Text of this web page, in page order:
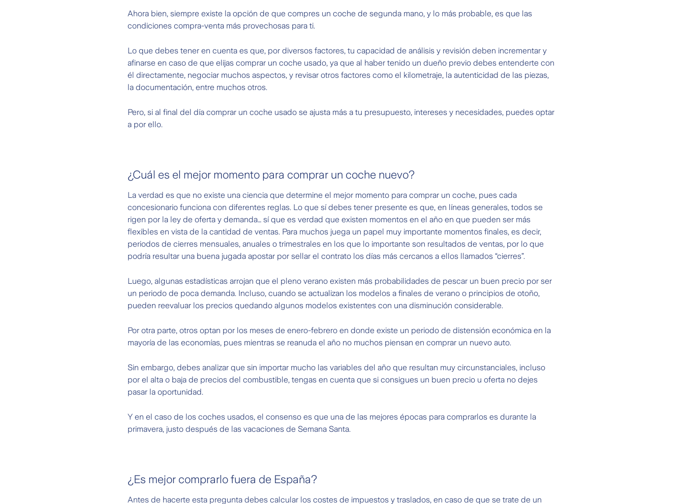
Ahora bien, siempre existe la opción de que compres un coche de segunda mano, y lo más probable, es que las
condiciones compra-venta más provechosas para ti.
Lo que debes tener en cuenta es que, por diversos factores, tu capacidad de análisis y revisión deben incrementar y
afinarse en caso de que elijas comprar un coche usado, ya que al haber tenido un dueño previo debes entenderte con
él directamente, negociar muchos aspectos, y revisar otros factores como el kilometraje, la autenticidad de las piezas,
la documentación, entre muchos otros.
Pero, si al final del día comprar un coche usado se ajusta más a tu presupuesto, intereses y necesidades, puedes optar
a por ello.
¿Cuál es el mejor momento para comprar un coche nuevo?
La verdad es que no existe una ciencia que determine el mejor momento para comprar un coche, pues cada
concesionario funciona con diferentes reglas. Lo que sí debes tener presente es que, en líneas generales, todos se
rigen por la ley de oferta y demanda… sí que es verdad que existen momentos en el año en que pueden ser más
flexibles en vista de la cantidad de ventas. Para muchos juega un papel muy importante momentos finales, es decir,
periodos de cierres mensuales, anuales o trimestrales en los que lo importante son resultados de ventas, por lo que
podría resultar una buena jugada apostar por sellar el contrato los días más cercanos a ellos llamados “cierres”.
Luego, algunas estadísticas arrojan que el pleno verano existen más probabilidades de pescar un buen precio por ser
un periodo de poca demanda. Incluso, cuando se actualizan los modelos a finales de verano o principios de otoño,
pueden reevaluar los precios quedando algunos modelos existentes con una disminución considerable.
Por otra parte, otros optan por los meses de enero-febrero en donde existe un periodo de distensión económica en la
mayoría de las economías, pues mientras se reanuda el año no muchos piensan en comprar un nuevo auto.
Sin embargo, debes analizar que sin importar mucho las variables del año que resultan muy circunstanciales, incluso
por el alta o baja de precios del combustible, tengas en cuenta que si consigues un buen precio u oferta no dejes
pasar la oportunidad.
Y en el caso de los coches usados, el consenso es que una de las mejores épocas para comprarlos es durante la
primavera, justo después de las vacaciones de Semana Santa.
¿Es mejor comprarlo fuera de España?
Antes de hacerte esta pregunta debes calcular los costes de impuestos y traslados, en caso de que se trate de un